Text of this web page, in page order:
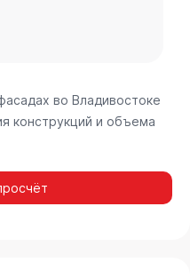
во Владивостоке
конструкций и объема